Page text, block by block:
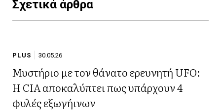
Σχετικά άρθρα
PLUS 30.05.26
Μυστήριο με τον θάνατο ερευνητή UFO:
Η CIA αποκαλύπτει πως υπάρχουν 4
φυλές εξωγήινων